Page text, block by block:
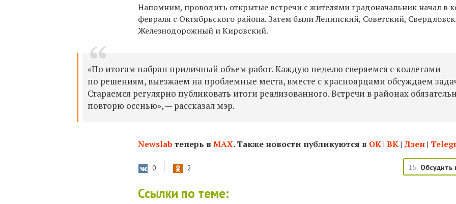
Напомним, проводить открытые встречи с жителями градоначальник начал в
февраля с Октябрьского района. Затем былиЛенинский, Советский,
Железнодорожный и Кировский.
«По итогам набран приличный объем работ. Каждую неделю сверяемся с коллегами
по решениям, выезжаем на проблемные места, вместе с красноярцами обсуждаем
Стараемся регулярно публиковать итоги реализованного. Встречи в районах
повторю осенью», — рассказал мэр.
Newslab теперь вМАХ. Также новости публикуются в ОК| ВК| Дзен|
0 2 15 Обсудить
Ссылки по теме: